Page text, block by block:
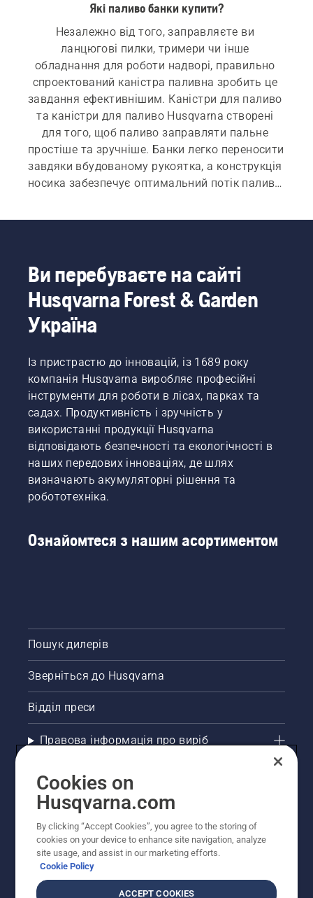
Які паливо банки купити?
Незалежно від того, заправляєте ви
ланцюгові пилки, тримери чи інше
обладнання для роботи надворі, правильно
спроектований каністра паливна зробить це
завдання ефективнішим. Каністри для паливо
та каністри для паливо Husqvarna створені
для того, щоб паливо заправляти пальне
простіше та зручніше. Банки легко переносити
завдяки вбудованому рукоятка, а конструкція
носика забезпечує оптимальний потік паливо,
допомагаючи зменшити розбризкування та
Ви перебуваєте на сайті
Husqvarna Forest & Garden
Україна
Із пристрастю до інновацій, із 1689 року
компанія Husqvarna виробляє професійні
інструменти для роботи в лісах, парках та
садах. Продуктивність і зручність у
використанні продукції Husqvarna
відповідають безпечності та екологічності в
наших передових інноваціях, де шлях
визначають акумуляторні рішення та
робототехніка.
Ознайомтеся з нашим асортиментом
Пошук дилерів
Зверніться до Husqvarna
Відділ преси
Правова інформація про виріб
Інші сайти Husqvarna
Рекомендовані інтернет-магазини
Cookies on
Husqvarna.com
By clicking “Accept Cookies”, you agree to the storing of
cookies on your device to enhance site navigation, analyze
site usage, and assist in our marketing efforts.
Cookie Policy
ACCEPT COOKIES